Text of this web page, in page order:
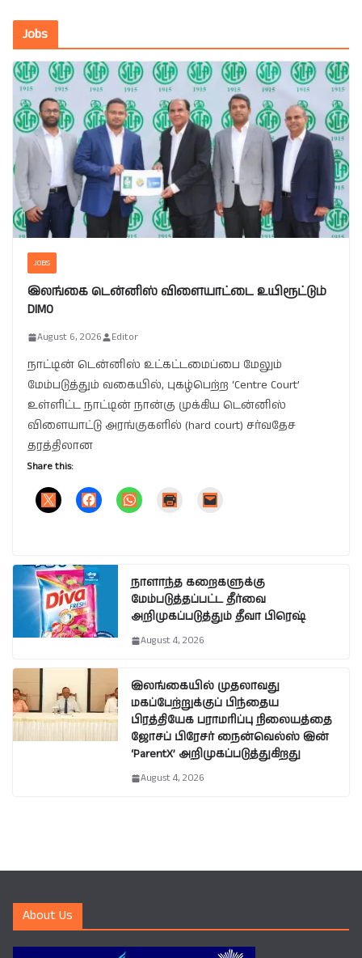
Jobs
JOBS
இலங்கை டென்னிஸ் விளையாட்டை உயிரூட்டும்
DIMO
August 6, 2026 Editor
நாட்டின் டென்னிஸ் உட்கட்டமைப்பை மேலும்
மேம்படுத்தும் வகையில், புகழ்பெற்ற ‘Centre Court’
உள்ளிட்ட நாட்டின் நான்கு முக்கிய டென்னிஸ்
விளையாட்டு அரங்குகளில் (hard court) சர்வதேச
தரத்திலான
Share this:
நாளாந்த கறைகளுக்கு
மேம்படுத்தப்பட்ட தீர்வை
அறிமுகப்படுத்தும் தீவா பிரெஷ்
August 4, 2026
இலங்கையில் முதலாவது
மகப்பேற்றுக்குப் பிந்தைய
பிரத்தியேக பராமரிப்பு நிலையத்தை
ஜோசப் பிரேசர் நைன்வெல்ஸ் இன்
‘ParentX’ அறிமுகப்படுத்துகிறது
August 4, 2026
About Us